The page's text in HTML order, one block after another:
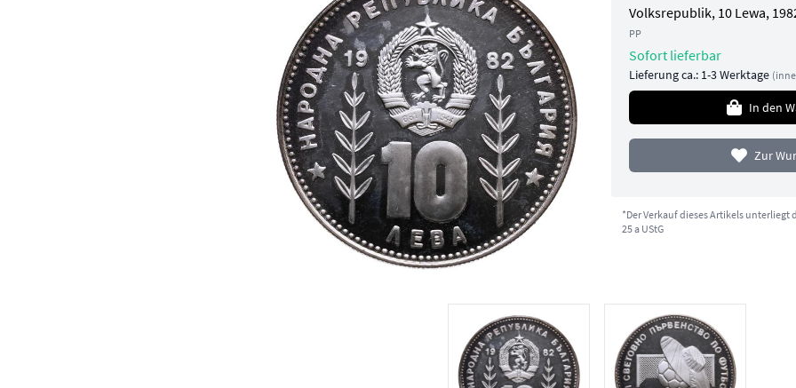
Volksrepublik, 10 Lewa,
PP
Sofort lieferbar
Lieferung ca.: 1-3 Werktage (
In den
Zur
*Der Verkauf dieses Artikels unterliegt
25 a UStG